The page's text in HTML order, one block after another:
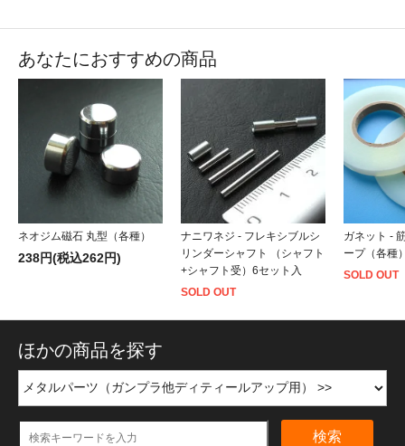
あなたにおすすめの商品
ネオジム磁石 丸型（各種）
238円(税込262円)
ナニワネジ - フレキシブルシ
リンダーシャフト （シャフト
+シャフト受）6セット入
SOLD OUT
ガネット -
ープ（各種
SOLD OUT
ほかの商品を探す
検索